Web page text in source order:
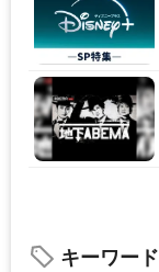
キーワード